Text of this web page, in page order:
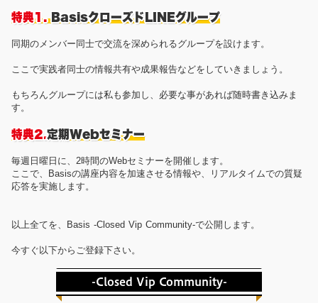
特典1.BasisクローズドLINEグループ
同期のメンバー同士で交流を深められるグループを設けます。
ここで実践者同士の情報共有や成果報告などをしていきましょう。
もちろんグループには私も参加し、必要な事があれば随時書き込みま
す。
特典2.定期Webセミナー
毎週日曜日に、2時間のWebセミナーを開催します。
ここで、Basisの講座内容を加速させる情報や、リアルタイムでの質疑
応答を実施します。
以上全てを、Basis -Closed Vip Community-で公開します。
今すぐ以下からご登録下さい。
-Closed Vip Community-